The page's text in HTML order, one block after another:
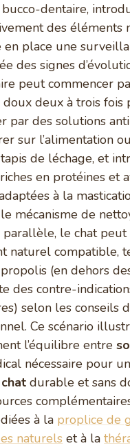
bucco-dentaire,
des éléments
place une
des signes
peut commencer
doux deux à trois fois
par des solutions
sur l’alimentation
de léchage, et
en protéines et
à la
mécanisme de
parallèle, le chat
naturel compatible,
(en dehors
des contre-
selon les conseils
Ce scénario
l’équilibre entre
nécessaire pour
durable et sans
à la proplice de
naturels et à la